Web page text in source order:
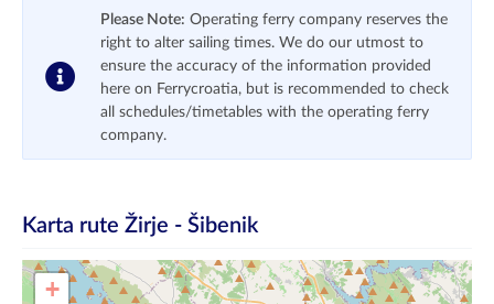
Please Note: Operating ferry company reserves the
right to alter sailing times. We do our utmost to
ensure the accuracy of the information provided
here on Ferrycroatia, but is recommended to check
all schedules/timetables with the operating ferry
company.
Karta rute Žirje - Šibenik
+